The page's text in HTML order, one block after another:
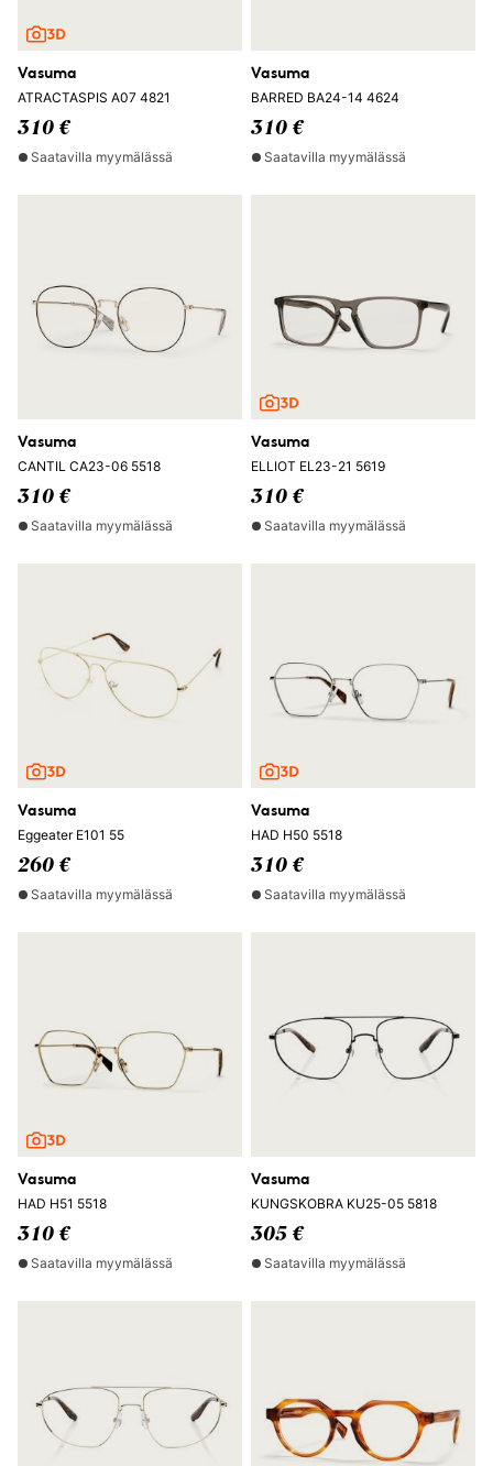
Vasuma
ATRACTASPIS A07 4821
310 €
Saatavilla myymälässä
Vasuma
BARRED BA24-14 4624
310 €
Saatavilla myymälässä
Vasuma
CANTIL CA23-06 5518
310 €
Saatavilla myymälässä
Vasuma
ELLIOT EL23-21 5619
310 €
Saatavilla myymälässä
Vasuma
Eggeater E101 55
260 €
Saatavilla myymälässä
Vasuma
HAD H50 5518
310 €
Saatavilla myymälässä
Vasuma
HAD H51 5518
310 €
Saatavilla myymälässä
Vasuma
KUNGSKOBRA KU25-05 5818
305 €
Saatavilla myymälässä